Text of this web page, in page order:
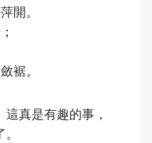
開。
裾。
真是有趣的事，